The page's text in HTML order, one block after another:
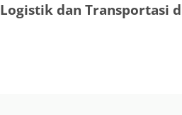
Logistik dan Transportasi